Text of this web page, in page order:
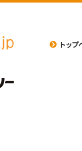
トップ